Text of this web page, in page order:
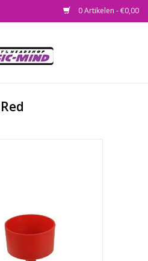
0 Artikelen - €0,00